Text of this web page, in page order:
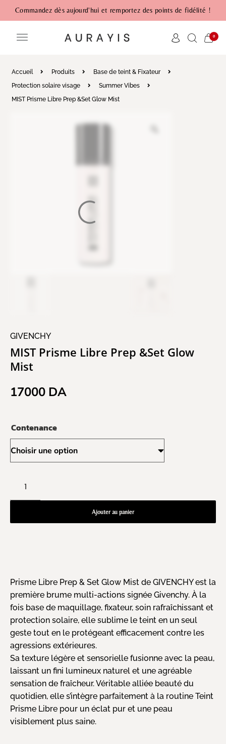
Commandez dès aujourd'hui et remportez des points de fidélité !
0
Accueil Produits
Base de teint & Fixateur
Protection solaire visage
Summer Vibes
MIST Prisme Libre Prep &Set Glow Mist
GIVENCHY
MIST Prisme Libre Prep &Set Glow
Mist
17000 DA
Contenance
Ajouter au panier
Prisme Libre Prep & Set Glow Mist de GIVENCHY est la
première brume multi-actions signée Givenchy. À la
fois base de maquillage, fixateur, soin rafraîchissant et
protection solaire, elle sublime le teint en un seul
geste tout en le protégeant efficacement contre les
agressions extérieures.
Sa texture légère et sensorielle fusionne avec la peau,
laissant un fini lumineux naturel et une agréable
sensation de fraîcheur. Véritable alliée beauté du
quotidien, elle s’intègre parfaitement à la routine Teint
Prisme Libre pour un éclat pur et une peau
visiblement plus saine.